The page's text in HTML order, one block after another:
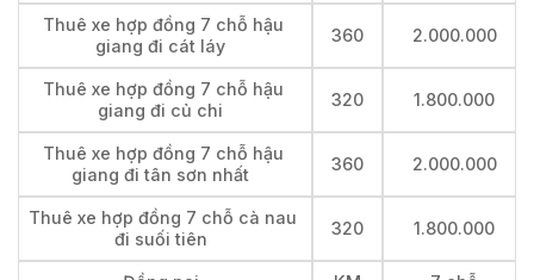
Thuê xe hợp đồng 7 chỗ hậu
giang đi cát láy
360 2.000.000
Thuê xe hợp đồng 7 chỗ hậu
giang đi củ chi
320 1.800.000
Thuê xe hợp đồng 7 chỗ hậu
giang đi tân sơn nhất
360 2.000.000
Thuê xe hợp đồng 7 chỗ cà nau
đi suối tiên
320 1.800.000